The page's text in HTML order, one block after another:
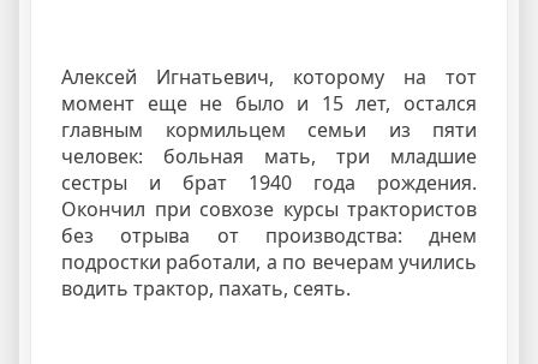
Алексей Игнатьевич, которому на тот
момент еще не было и 15 лет, остался
главным кормильцем семьи из пяти
человек: больная мать, три младшие
сестры и брат 1940 года рождения.
Окончил при совхозе курсы трактористов
без отрыва от производства: днем
подростки работали, а по вечерам учились
водить трактор, пахать, сеять.